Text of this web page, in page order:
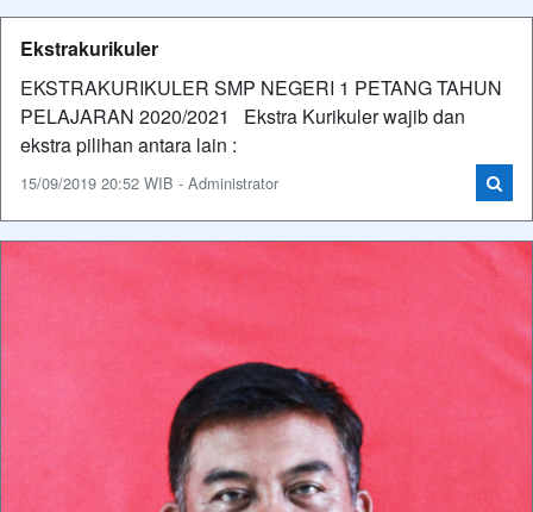
Ekstrakurikuler
EKSTRAKURIKULER SMP NEGERI 1 PETANG TAHUN
PELAJARAN 2020/2021 Ekstra Kurikuler wajib dan
ekstra pilihan antara lain :
15/09/2019 20:52 WIB - Administrator